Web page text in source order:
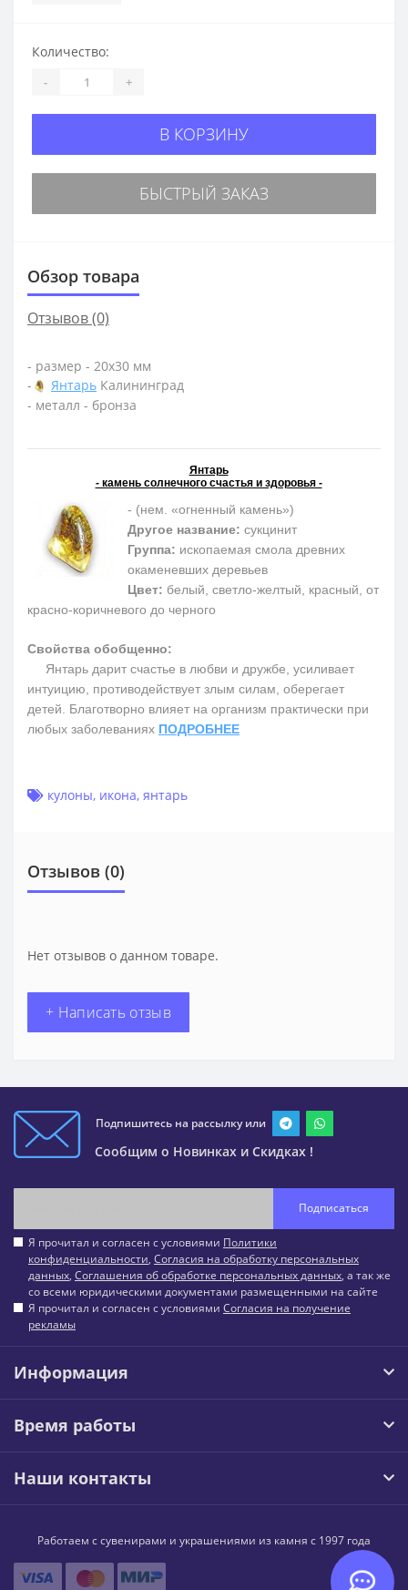
Количество:
- +
В КОРЗИНУ
БЫСТРЫЙ ЗАКАЗ
Обзор товара
Отзывов (0)
- размер - 20х30 мм
-
Янтарь Калининград
- металл - бронза
Янтарь
- камень солнечного счастья и здоровья -
- (нем. «огненный камень»)
Другое название: сукцинит
Группа: ископаемая смола древних
окаменевших деревьев
Цвет: белый, светло-желтый, красный, от
красно-коричневого до черного
Свойства обобщенно:
Янтарь дарит счастье в любви и дружбе, усиливает
интуицию, противодействует злым силам, оберегает
детей. Благотворно влияет на организм практически при
любых заболеваниях ПОДРОБНЕЕ
кулоны, икона, янтарь
Отзывов (0)
Нет отзывов о данном товаре.
+ Написать отзыв
Подпишитесь на рассылку или
Сообщим о Новинках и Скидках !
Подписаться
Я прочитал и согласен с условиями Политики
конфиденциальности, Согласия на обработку персональных
данных, Соглашения об обработке персональных данных, а так же
со всеми юридическими документами размещенными на сайте
Я прочитал и согласен с условиями Согласия на получение
рекламы
Информация
Время работы
Наши контакты
Работаем с сувенирами и украшениями из камня с 1997 года